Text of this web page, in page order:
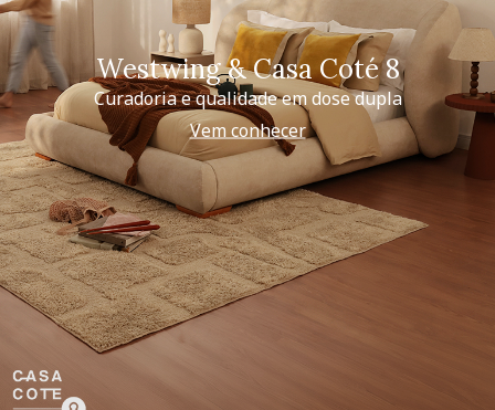
Westwing & Casa Coté 8
Curadoria e qualidade em dose dupla
Vem conhecer